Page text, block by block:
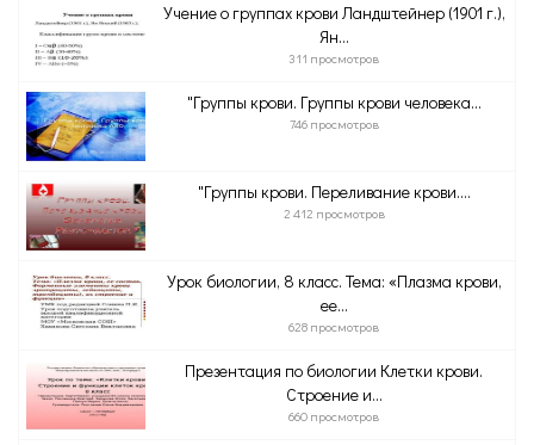
Учение о группах крови Ландштейнер (1901 г.),
Ян...
311 просмотров
"Группы крови. Группы крови человека...
746 просмотров
"Группы крови. Переливание крови....
2 412 просмотров
Урок биологии, 8 класс. Тема: «Плазма крови,
ее...
628 просмотров
Презентация по биологии Клетки крови.
Строение и...
660 просмотров